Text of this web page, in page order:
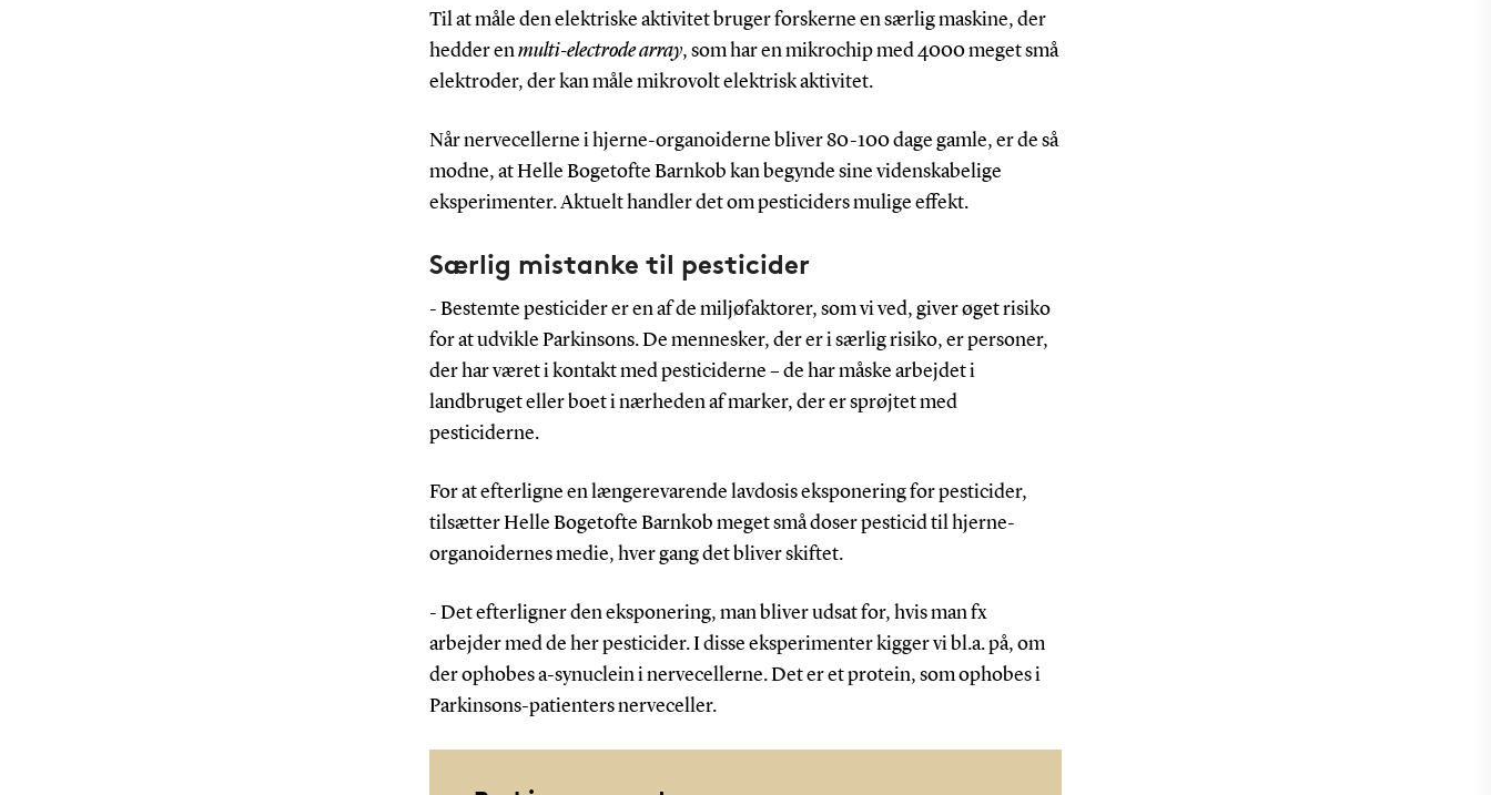
Til at måle den elektriske aktivitet bruger forskerne en særlig maskine, der
hedder enmulti-electrode array, som har en mikrochip med 4000 meget små
elektroder, der kan måle mikrovolt elektrisk aktivitet.
Når nervecellerne i hjerne-organoiderne bliver 80-100 dage gamle, er de så
modne, at Helle Bogetofte Barnkob kan begynde sine videnskabelige
eksperimenter. Aktuelt handler det om pesticiders mulige effekt.
Særlig mistanke til pesticider
- Bestemte pesticider er en af de miljøfaktorer, som vi ved, giver øget risiko
for at udvikle Parkinsons. De mennesker, der er i særlig risiko, er personer,
der har været i kontakt med pesticiderne – de har måske arbejdet i
landbruget eller boet i nærheden af marker, der er sprøjtet med
pesticiderne.
For at efterligne en længerevarende lavdosis eksponering for pesticider,
tilsætter Helle Bogetofte Barnkob meget små doser pesticid til hjerne-
organoidernes medie, hver gang det bliver skiftet.
- Det efterligner den eksponering, man bliver udsat for, hvis man fx
arbejder med de her pesticider. I disse eksperimenter kigger vi bl.a. på, om
der ophobes a-synuclein i nervecellerne. Det er et protein, som ophobes i
Parkinsons-patienters nerveceller.